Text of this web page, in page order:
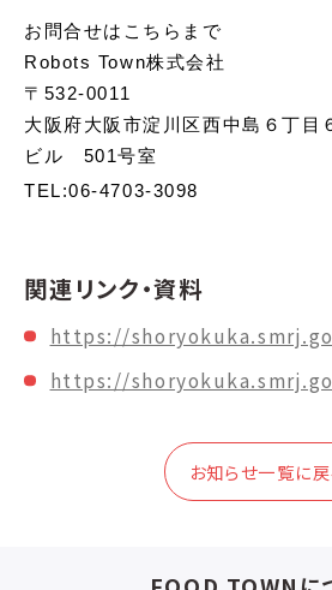
お問合せはこちらまで
Robots Town株式会社
〒532-0011
大阪府大阪市淀川区西中島６丁
ビル 501号室
TEL:06-4703-3098
関連リンク・資料
https://
https://
お知らせ一覧に戻